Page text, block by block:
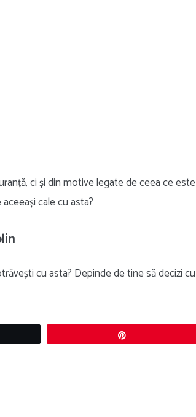
ci și din motive legate de ceea ce este
cale cu asta?
cu asta? Depinde de tine să decizi cu